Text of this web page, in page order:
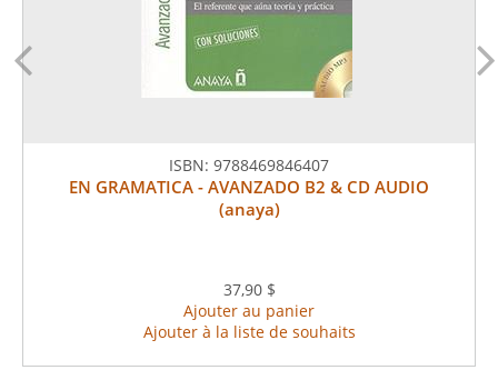
ISBN: 9788469846407
EN GRAMATICA - AVANZADO B2 & CD AUDIO
(anaya)
37,90 $
Ajouter au panier
Ajouter à la liste de souhaits